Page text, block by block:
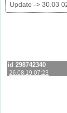
Update -> 30.03
id 298742340
26.08.19 07:23